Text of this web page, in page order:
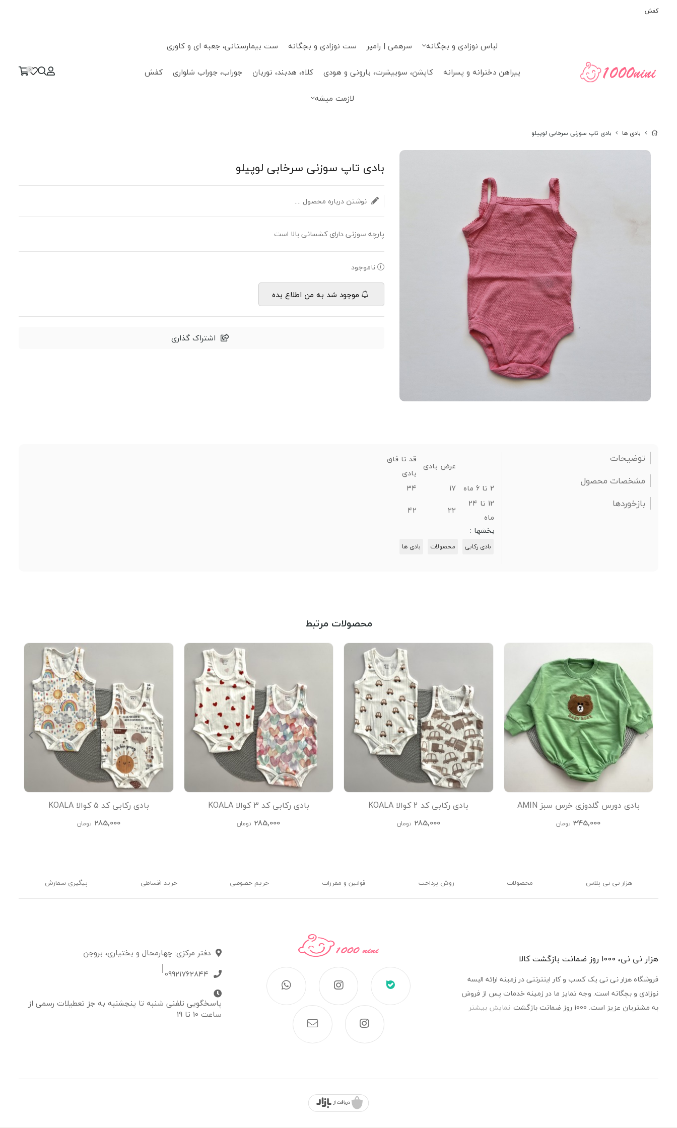
کفش
لباس نوزادی و بچگانه سرهمی | رامپر ست نوزادی و بچگانه
ست بیمارستانی، جعبه ای و کاوری
پیراهن دخترانه و پسرانه
کاپشن، سوییشرت، بارونی و هودی کلاه، هدبند، توربان جوراب، جوراب شلواری
کفش
لازمت میشه
0
بادی ها بادی تاپ سوزنی سرخابی لوپیلو
بادی تاپ سوزنی سرخابی لوپیلو
نوشتن درباره محصول ....
پارچه سوزنی دارای کشسانی بالا است
ناموجود
موجود شد به من اطلاع بده
اشتراک گذاری
توضیحات
مشخصات محصول
بازخوردها
عرض بادی
قد تا فاق
بادی
2 تا 6 ماه
17
34
12 تا 24
ماه
22
42
بخشها :
بادی رکابی محصولات بادی ها
محصولات مرتبط
بادی دورس گلدوزی خرس سبز AMIN
345,000 تومان
بادی رکابی کد 2 کوالا KOALA
285,000 تومان
بادی رکابی کد 3 کوالا KOALA
285,000 تومان
بادی رکابی کد 5 کوالا KOALA
285,000 تومان
هزار نی نی پلاس محصولات روش پرداخت قوانین و مقررات حریم خصوصی خرید اقساطی پیگیری سفارش
هزار نی نی، 1000 روز ضمانت بازگشت کالا
فروشگاه هزار نی نی یک کسب و کار اینترنتی در زمینه ارائه البسه
نوزادی و بچگانه است. وجه تمایز ما در زمینه خدمات پس از فروش
به مشتریان عزیز است. 1000 روز ضمانت بازگشت
نمایش بیشتر
دفتر مرکزی: چهارمحال و بختیاری، بروجن
09921762844
پاسخگویی تلفنی شنبه تا پنجشنبه به جز تعطیلات رسمی از
ساعت 10 تا 19